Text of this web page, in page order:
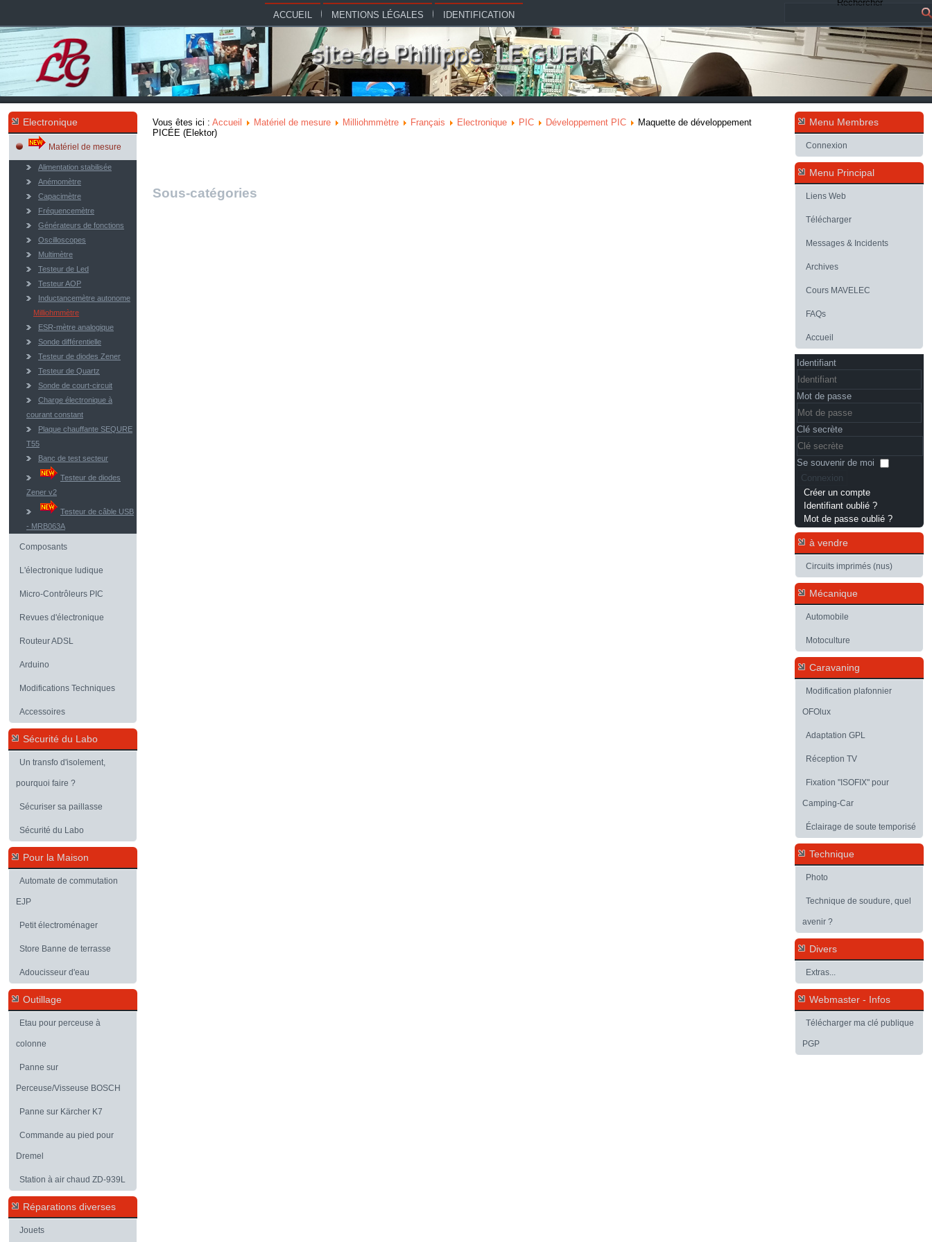
Rechercher
ACCUEIL
MENTIONS LÉGALES IDENTIFICATION
Electronique
Matériel de mesure
Alimentation stabilisée
Anémomètre
Capacimètre
Fréquencemètre
Générateurs de fonctions
Oscilloscopes
Multimètre
Testeur de Led
Testeur AOP
Inductancemètre autonome
Milliohmmètre
ESR-mètre analogique
Sonde différentielle
Testeur de diodes Zener
Testeur de Quartz
Sonde de court-circuit
Charge électronique à
courant constant
Plaque chauffante SEQURE
T55
Banc de test secteur
Testeur de diodes
Zener v2
Testeur de câble USB
- MRB063A
Composants
L'électronique ludique
Micro-Contrôleurs PIC
Revues d'électronique
Routeur ADSL
Arduino
Modifications Techniques
Accessoires
Sécurité du Labo
Un transfo d'isolement,
pourquoi faire ?
Sécuriser sa paillasse
Sécurité du Labo
Pour la Maison
Automate de commutation
EJP
Petit électroménager
Store Banne de terrasse
Adoucisseur d'eau
Outillage
Etau pour perceuse à
colonne
Panne sur
Perceuse/Visseuse BOSCH
Panne sur Kärcher K7
Commande au pied pour
Dremel
Station à air chaud ZD-939L
Réparations diverses
Jouets
Vous êtes ici : Accueil Matériel de mesure Milliohmmètre Français Electronique PIC Développement PIC
Maquette de développement
PICÉE (Elektor)
Sous-catégories
Menu Membres
Connexion
Menu Principal
Liens Web
Télécharger
Messages & Incidents
Archives
Cours MAVELEC
FAQs
Accueil
Identifiant
Mot de passe
Clé secrète
Se souvenir de moi
Connexion
Créer un compte
Identifiant oublié ?
Mot de passe oublié ?
à vendre
Circuits imprimés (nus)
Mécanique
Automobile
Motoculture
Caravaning
Modification plafonnier
OFOlux
Adaptation GPL
Réception TV
Fixation "ISOFIX" pour
Camping-Car
Éclairage de soute temporisé
Technique
Photo
Technique de soudure, quel
avenir ?
Divers
Extras...
Webmaster - Infos
Télécharger ma clé publique
PGP